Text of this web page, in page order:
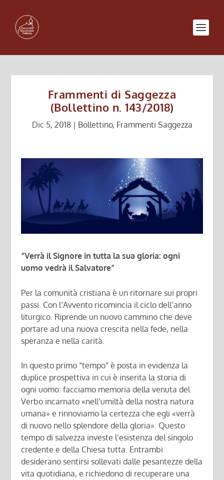
Frammenti di Saggezza
(Bollettino n. 143/2018)
Dic 5, 2018| Bollettino, Frammenti Saggezza
“Verrà il Signore in tutta la sua gloria: ogni
uomo vedrà il Salvatore”
Per la comunità cristiana è un ritornare sui propri
passi. Con l’Avvento ricomincia il ciclo dell’anno
liturgico. Riprende un nuovo cammino che deve
portare ad una nuova crescita nella fede, nella
speranza e nella carità.
In questo primo “tempo” è posta in evidenza la
duplice prospettiva in cui è inserita la storia di
ogni uomo: facciamo memoria della venuta del
Verbo incarnato «nell’umiltà della nostra natura
umana» e rinnoviamo la certezza che egli «verrà
di nuovo nello splendore della gloria». Questo
tempo di salvezza investe l’esistenza del singolo
credente e della Chiesa tutta. Entrambi
desiderano sentirsi sollevati dalle pesantezze della
vita quotidiana, e richiedono di recuperare una